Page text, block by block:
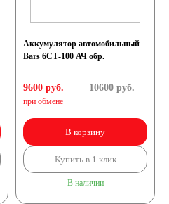
Аккумулятор автомобильный
Bars 6СТ-100 АЧ обр.
9600 руб.
при обмене
10600руб.
В корзину
Купить в 1 клик
В наличии